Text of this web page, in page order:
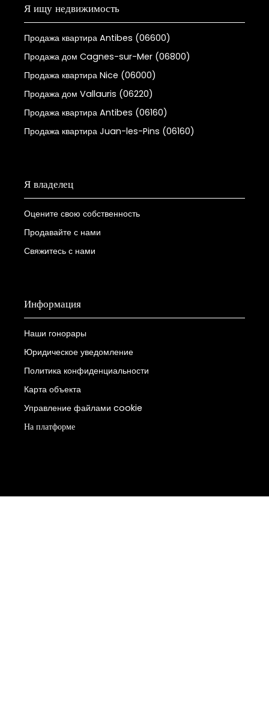
Я ищу недвижимость
Продажа квартира Antibes (06600)
Продажа дом Cagnes-sur-Mer (06800)
Продажа квартира Nice (06000)
Продажа дом Vallauris (06220)
Продажа квартира Antibes (06160)
Продажа квартира Juan-les-Pins (06160)
Я владелец
Оцените свою собственность
Продавайте с нами
Свяжитесь с нами
Информация
Наши гонорары
Юридическое уведомление
Политика конфиденциальности
Карта объекта
Управление файлами cookie
На платформе